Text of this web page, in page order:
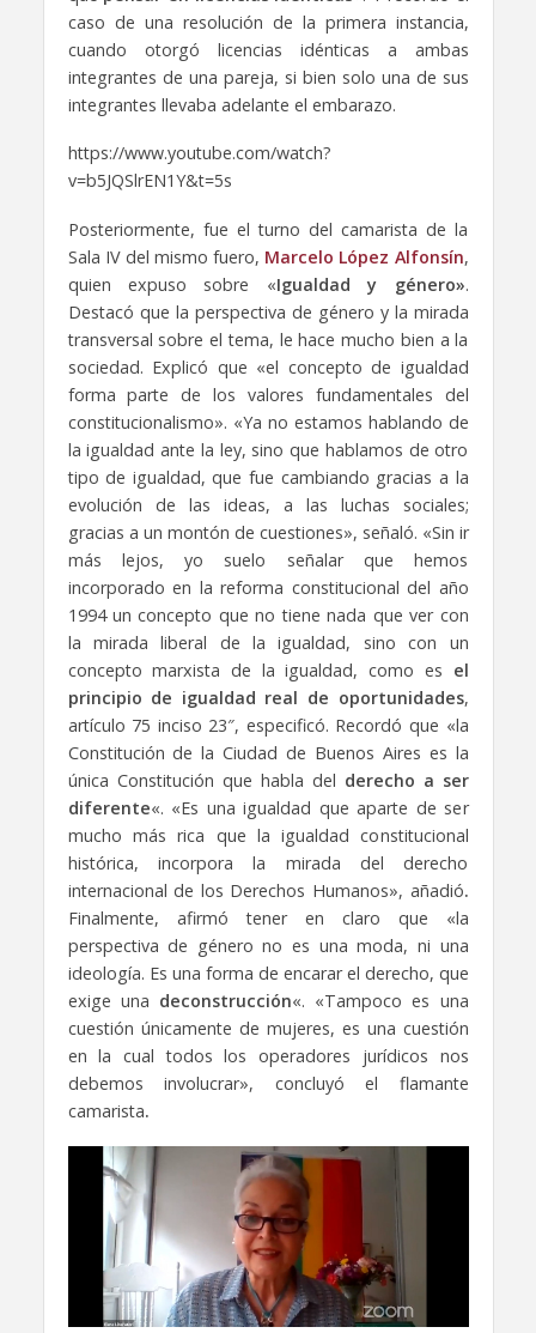
caso de una resolución de la primera instancia,
cuando otorgó licencias idénticas a ambas
integrantes de una pareja, si bien solo una de sus
integrantes llevaba adelante el embarazo.
https://www.youtube.com/watch?
v=b5JQSlrEN1Y&t=5s
Posteriormente, fue el turno del camarista de la
Sala IV del mismo fuero, Marcelo López Alfonsín,
quien expuso sobre «Igualdad y género».
Destacó que la perspectiva de género y la mirada
transversal sobre el tema, le hace mucho bien a la
sociedad. Explicó que «el concepto de igualdad
forma parte de los valores fundamentales del
constitucionalismo». «Ya no estamos hablando de
la igualdad ante la ley, sino que hablamos de otro
tipo de igualdad, que fue cambiando gracias a la
evolución de las ideas, a las luchas sociales;
gracias a un montón de cuestiones», señaló. «Sin ir
más lejos, yo suelo señalar que hemos
incorporado en la reforma constitucional del año
1994 un concepto que no tiene nada que ver con
la mirada liberal de la igualdad, sino con un
concepto marxista de la igualdad, como es el
principio de igualdad real de oportunidades,
artículo 75 inciso 23″, especificó. Recordó que «la
Constitución de la Ciudad de Buenos Aires es la
única Constitución que habla del derecho a ser
diferente«. «Es una igualdad que aparte de ser
mucho más rica que la igualdad constitucional
histórica, incorpora la mirada del derecho
internacional de los Derechos Humanos», añadió.
Finalmente, afirmó tener en claro que «la
perspectiva de género no es una moda, ni una
ideología. Es una forma de encarar el derecho, que
exige una deconstrucción«. «Tampoco es una
cuestión únicamente de mujeres, es una cuestión
en la cual todos los operadores jurídicos nos
debemos involucrar», concluyó el flamante
camarista.